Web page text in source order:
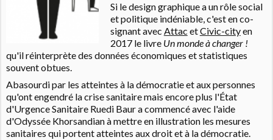
Si le design graphique a un rôle social
et politique indéniable, c'est en co-
signant avec Attac etCivic-cityen
2017 le livre Un monde à changer !
qu'il réinterprète des données économiques et statistiques
souvent obtues.
Abasourdi par les atteintes à la démocratie et aux personnes
qu'ont engendré la crise sanitaire mais encore plus l'État
d'Urgence Sanitaire Ruedi Baur a commencé avec l'aide
d'Odyssée Khorsandian à mettre en illustration les mesures
sanitaires qui portent atteintes aux droit et à la démocratie.